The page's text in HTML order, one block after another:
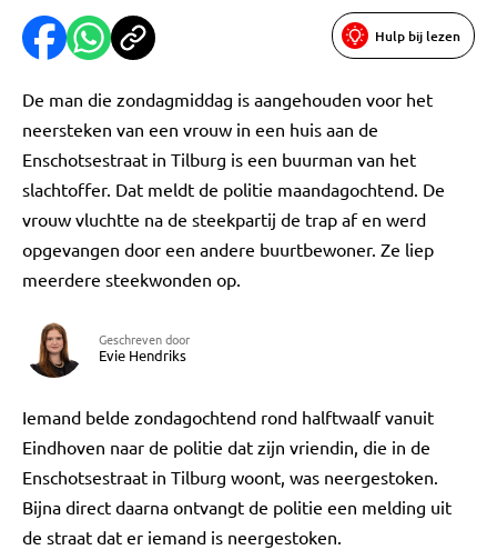
Hulp bij lezen
De man die zondagmiddag is aangehouden voor het
neersteken van een vrouw in een huis aan de
Enschotsestraat in Tilburg is een buurman van het
slachtoffer. Dat meldt de politie maandagochtend. De
vrouw vluchtte na de steekpartij de trap af en werd
opgevangen door een andere buurtbewoner. Ze liep
meerdere steekwonden op.
Geschreven door
Evie Hendriks
Iemand belde zondagochtend rond halftwaalf vanuit
Eindhoven naar de politie dat zijn vriendin, die in de
Enschotsestraat in Tilburg woont, was neergestoken.
Bijna direct daarna ontvangt de politie een melding uit
de straat dat er iemand is neergestoken.